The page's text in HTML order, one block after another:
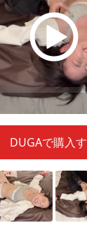
DUGAで購入